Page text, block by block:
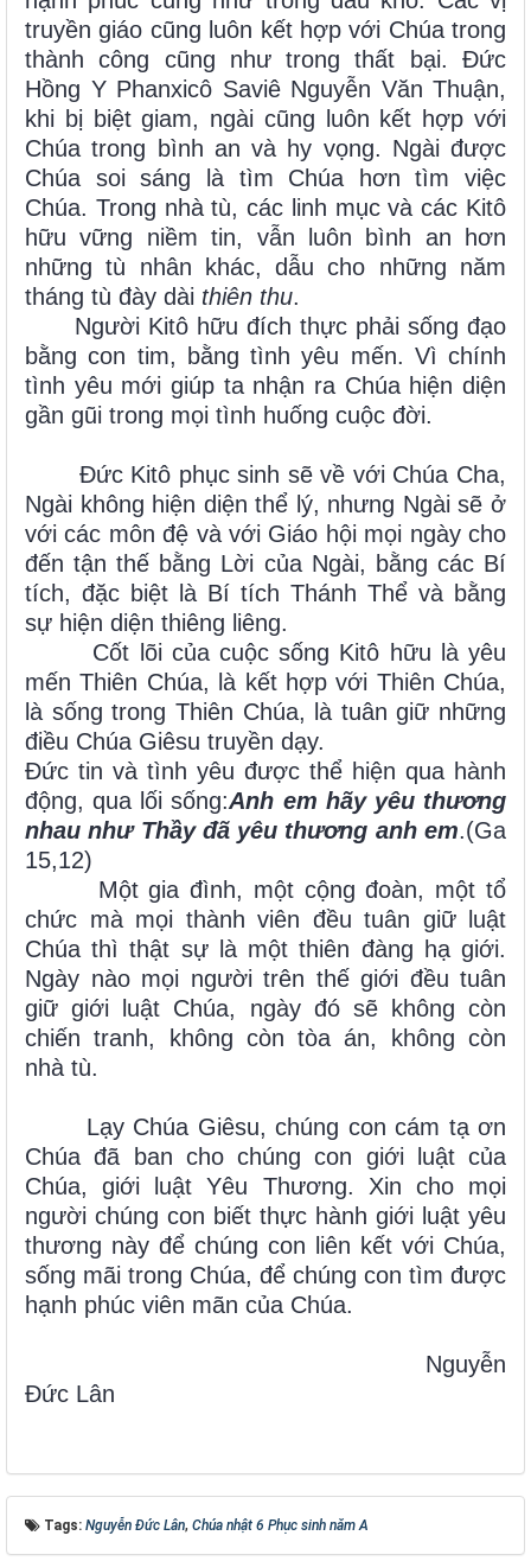
truyền giáo cũng luôn kết hợp với Chúa trong
thành công cũng như trong thất bại. Đức
Hồng Y Phanxicô Saviê Nguyễn Văn Thuận,
khi bị biệt giam, ngài cũng luôn kết hợp với
Chúa trong bình an và hy vọng. Ngài được
Chúa soi sáng là tìm Chúa hơn tìm việc
Chúa. Trong nhà tù, các linh mục và các Kitô
hữu vững niềm tin, vẫn luôn bình an hơn
những tù nhân khác, dẫu cho những năm
tháng tù đày dài thiên thu.
Người Kitô hữu đích thực phải sống đạo
bằng con tim, bằng tình yêu mến. Vì chính
tình yêu mới giúp ta nhận ra Chúa hiện diện
gần gũi trong mọi tình huống cuộc đời.
Đức Kitô phục sinh sẽ về với Chúa Cha,
Ngài không hiện diện thể lý, nhưng Ngài sẽ ở
với các môn đệ và với Giáo hội mọi ngày cho
đến tận thế bằng Lời của Ngài, bằng các Bí
tích, đặc biệt là Bí tích Thánh Thể và bằng
sự hiện diện thiêng liêng.
Cốt lõi của cuộc sống Kitô hữu là yêu
mến Thiên Chúa, là kết hợp với Thiên Chúa,
là sống trong Thiên Chúa, là tuân giữ những
điều Chúa Giêsu truyền dạy.
Đức tin và tình yêu được thể hiện qua hành
động, qua lối sống:Anh em hãy yêu thương
nhau như Thầy đã yêu thương anh em.(Ga
15,12)
Một gia đình, một cộng đoàn, một tổ
chức mà mọi thành viên đều tuân giữ luật
Chúa thì thật sự là một thiên đàng hạ giới.
Ngày nào mọi người trên thế giới đều tuân
giữ giới luật Chúa, ngày đó sẽ không còn
chiến tranh, không còn tòa án, không còn
nhà tù.
Lạy Chúa Giêsu, chúng con cám tạ ơn
Chúa đã ban cho chúng con giới luật của
Chúa, giới luật Yêu Thương. Xin cho mọi
người chúng con biết thực hành giới luật yêu
thương này để chúng con liên kết với Chúa,
sống mãi trong Chúa, để chúng con tìm được
hạnh phúc viên mãn của Chúa.
Nguyễn
Đức Lân
Tags: Nguyễn Đức Lân, Chúa nhật 6 Phục sinh năm A